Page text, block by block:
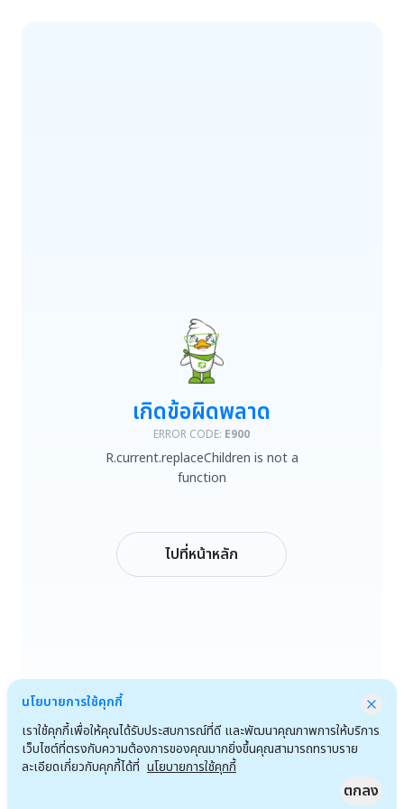
R.current.replaceChildren is not a function
เกิดข้อผิดพลาด
ERROR CODE: E900
R.current.replaceChildren is not a
function
ไปที่หน้าหลัก
นโยบายการใช้คุกกี้
เราใช้คุกกี้เพื่อให้คุณได้รับประสบการณ์ที่ดี และพัฒนาคุณภาพการให้บริการ
เว็บไซต์ที่ตรงกับความต้องการของคุณมากยิ่งขึ้นคุณสามารถทราบราย
ละเอียดเกี่ยวกับคุกกี้ได้ที่ นโยบายการใช้คุกกี้
ตกลง